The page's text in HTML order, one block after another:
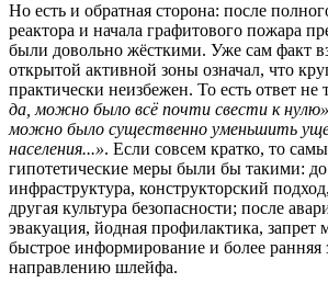
Но есть и обратная сторона: после
реактора и начала графитового пожара
были довольно жёсткими. Уже сам факт
открытой активной зоны означал, что
практически неизбежен. То есть ответ не
да, можно было всё почти свести к нулю»
можно было существенно уменьшить
населения...». Если совсем кратко, то
гипотетические меры были бы такими:
инфраструктура, конструкторский
другая культура безопасности; после
эвакуация, йодная профилактика,
быстрое информирование и более ранняя
направлению шлейфа.